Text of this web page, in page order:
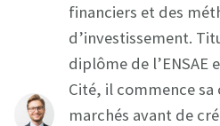
financiers et des
d’investissement.
diplôme de l’ENSAE
Cité, il commence sa
marchés avant de